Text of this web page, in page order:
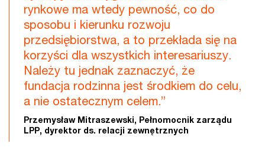
rynkowe ma wtedy pewność, co do
sposobu i kierunku rozwoju
przedsiębiorstwa, a to przekłada się na
korzyści dla wszystkich interesariuszy.
Należy tu jednak zaznaczyć, że
fundacja rodzinna jest środkiem do celu,
a nie ostatecznym celem.”
Przemysław Mitraszewski, Pełnomocnik zarządu
LPP, dyrektor ds. relacji zewnętrznych